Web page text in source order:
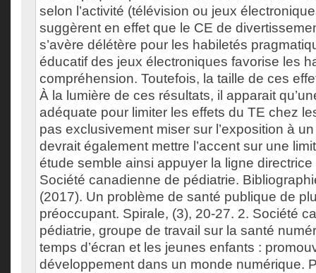
selon l’activité (télévision ou jeux
suggèrent en effet que le CE de
s’avère délétère pour les habiletés
éducatif des jeux électroniques favorise les
compréhension. Toutefois, la taille de ces
À la lumière de ces résultats, il apparait
adéquate pour limiter les effets du TE chez
pas exclusivement miser sur l’exposition à
devrait également mettre l’accent sur une
étude semble ainsi appuyer la ligne
Société canadienne de pédiatrie.
(2017). Un problème de santé publique de
préoccupant. Spirale, (3), 20-27. 2. Société
pédiatrie, groupe de travail sur la santé
temps d’écran et les jeunes enfants :
développement dans un monde numérique.